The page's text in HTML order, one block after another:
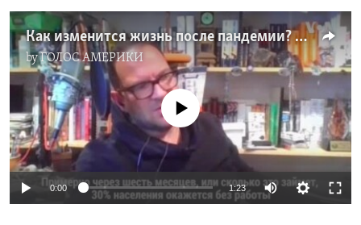
Как изменится жизнь после пандемии? Интервью с писателем-фантастом Кори Доктороу
byГОЛОС АМЕРИКИ
No media source currently available
0:00 1:23